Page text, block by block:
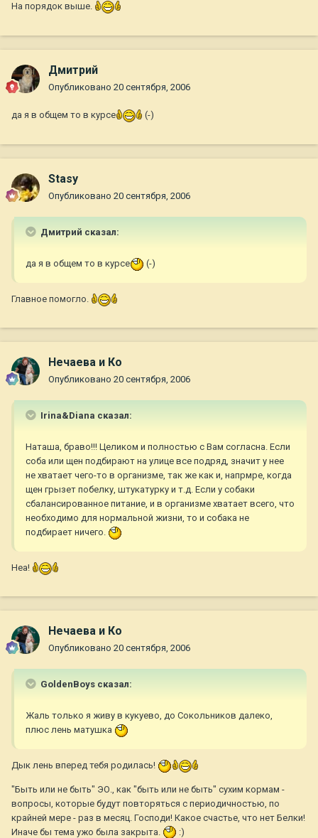
На порядок выше.
Дмитрий
Опубликовано 20 сентября, 2006
да я в общем то в курсе (-)
Stasy
Опубликовано 20 сентября, 2006
Дмитрий сказал:
да я в общем то в курсе (-)
Главное помогло.
Нечаева и Ко
Опубликовано 20 сентября, 2006
Irina&Diana сказал:
Наташа, браво!!! Целиком и полностью с Вам согласна. Если
соба или щен подбирают на улице все подряд, значит у нее
не хватает чего-то в организме, так же как и, напрмре, когда
щен грызет побелку, штукатурку и т.д. Если у собаки
сбалансированное питание, и в организме хватает всего, что
необходимо для нормальной жизни, то и собака не
подбирает ничего.
Неа!
Нечаева и Ко
Опубликовано 20 сентября, 2006
GoldenBoys сказал:
Жаль только я живу в кукуево, до Сокольников далеко,
плюс лень матушка
Дык лень вперед тебя родилась!
"Быть или не быть" ЭО., как "быть или не быть" сухим кормам -
вопросы, которые будут повторяться с периодичностью, по
крайней мере - раз в месяц. Господи! Какое счастье, что нет Белки!
Иначе бы тема ужо была закрыта.
:)